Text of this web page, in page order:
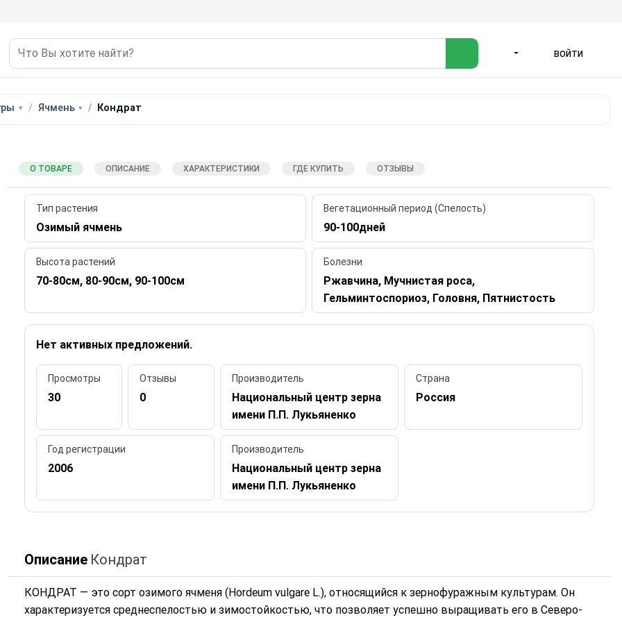
ВОЙТИ
Ячмень Кондрат
О ТОВАРЕ ОПИСАНИЕ ХАРАКТЕРИСТИКИ ГДЕ КУПИТЬ ОТЗЫВЫ
Тип растения
Озимый ячмень
Вегетационный период (Спелость)
90-100дней
Высота растений
70-80см, 80-90см, 90-100см
Болезни
Ржавчина, Мучнистая роса,
Гельминтоспориоз, Головня, Пятнистость
Нет активных предложений.
Просмотры
30
Отзывы
0
Производитель
Национальный центр зерна
имени П.П. Лукьяненко
Страна
Россия
Год регистрации
2006
Производитель
Национальный центр зерна
имени П.П. Лукьяненко
Описание Кондрат
КОНДРАТ — это сорт озимого ячменя (Hordeum vulgare L.), относящийся к зернофуражным культурам. Он
характеризуется среднеспелостью и зимостойкостью, что позволяет успешно выращивать его в Северо-